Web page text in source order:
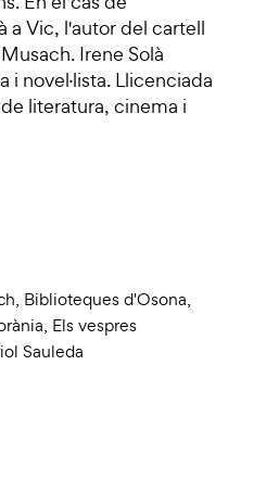
a Vic, l'autor del cartell
Irene Solà
i novel·lista. Llicenciada
literatura, cinema i
, Biblioteques d'Osona,
, Els vespres
Sauleda